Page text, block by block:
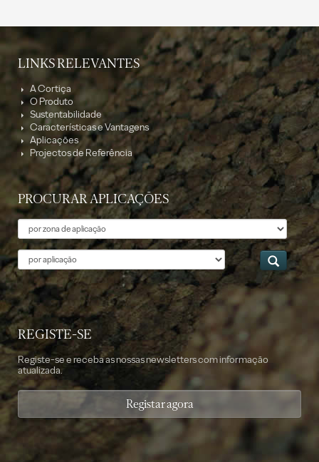
LINKS RELEVANTES
A Cortiça
O Produto
Sustentabilidade
Características e Vantagens
Aplicações
Projectos de Referência
PROCURAR APLICAÇÕES
Tema
Aplicação
REGISTE-SE
Registe-se e receba as nossas newsletters com informação
atualizada.
Registar agora